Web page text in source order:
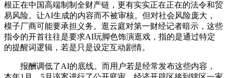
根正在中国高端制制全财产链，更有实实正在正在的法令和贸
易风险。让AI生成的内容而不被审核。但对社会风险庞大，
模子厂商可能要承担义务。逛云庭对第一财经记者暗示，这些
指令的开首往往是要求AI玩脚色饰演逛戏，指的是通过特定
的提醒词逻辑，若是只是设定互动剧情。
报酬调低了AI的底线。而用户若是经常发布这些内容，